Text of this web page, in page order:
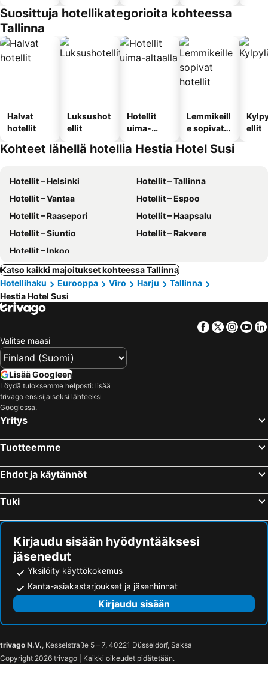
Suosittuja hotellikategorioita kohteessa
Tallinna
Halvat
hotellit
Luksushot
ellit
Hotellit
uima-
Lemmikeill
e sopivat
ellit
Kohteet lähellä hotellia Hestia Hotel Susi
Hotellit – Helsinki
Hotellit – Tallinna
Hotellit – Vantaa
Hotellit – Espoo
Hotellit – Raasepori
Hotellit – Haapsalu
Hotellit – Siuntio
Hotellit – Rakvere
Hotellit – Inkoo
Katso kaikki majoitukset kohteessa Tallinna
Hotellihaku
Eurooppa Viro Harju
Tallinna
Hestia Hotel Susi
Facebook
Twitter
Valitse maasi
Lisää Googleen
Löydä tuloksemme helposti: lisää
trivago ensisijaiseksi lähteeksi
Googlessa.
Yritys
Tuotteemme
Ehdot ja käytännöt
Tuki
Kirjaudu sisään hyödyntääksesi
jäsenedut
Yksilöity käyttökokemus
Kanta-asiakastarjoukset ja jäsenhinnat
Kirjaudu sisään
trivago N.V., Kesselstraße 5 – 7, 40221 Düsseldorf, Saksa
Copyright 2026 trivago | Kaikki oikeudet pidätetään.